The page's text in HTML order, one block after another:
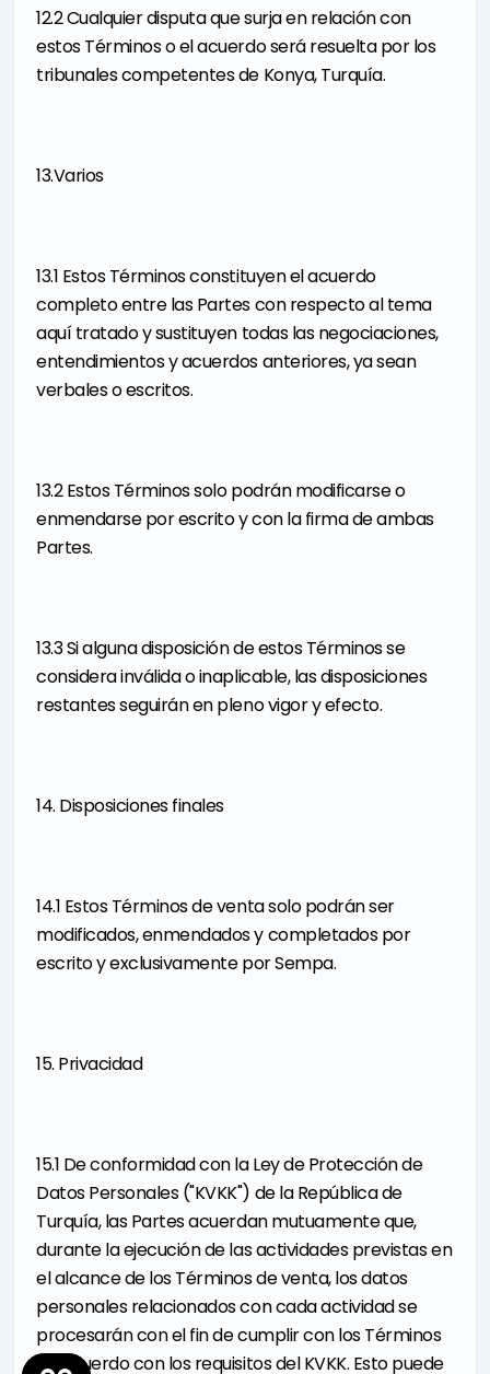
12.2 Cualquier disputa que surja en relación con
estos Términos o el acuerdo será resuelta por los
tribunales competentes de Konya, Turquía.
13.Varios
13.1 Estos Términos constituyen el acuerdo
completo entre las Partes con respecto al tema
aquí tratado y sustituyen todas las negociaciones,
entendimientos y acuerdos anteriores, ya sean
verbales o escritos.
13.2 Estos Términos solo podrán modificarse o
enmendarse por escrito y con la firma de ambas
Partes.
13.3 Si alguna disposición de estos Términos se
considera inválida o inaplicable, las disposiciones
restantes seguirán en pleno vigor y efecto.
14. Disposiciones finales
14.1 Estos Términos de venta solo podrán ser
modificados, enmendados y completados por
escrito y exclusivamente por Sempa.
15. Privacidad
15.1 De conformidad con la Ley de Protección de
Datos Personales ("KVKK") de la República de
Turquía, las Partes acuerdan mutuamente que,
durante la ejecución de las actividades previstas en
el alcance de los Términos de venta, los datos
personales relacionados con cada actividad se
procesarán con el fin de cumplir con los Términos
de acuerdo con los requisitos del KVKK. Esto puede